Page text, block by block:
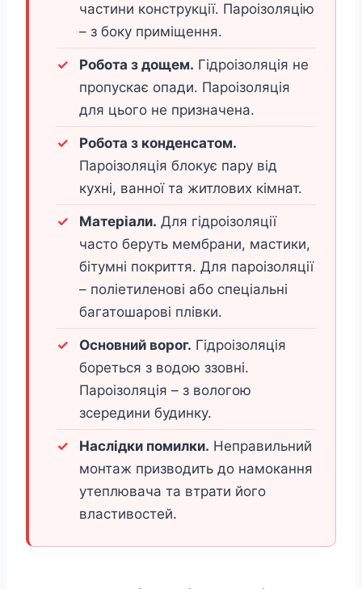
частини конструкції. Пароізоляцію
– з боку приміщення.
Робота з дощем. Гідроізоляція не
пропускає опади. Пароізоляція
для цього не призначена.
Робота з конденсатом.
Пароізоляція блокує пару від
кухні, ванної та житлових кімнат.
Матеріали. Для гідроізоляції
часто беруть мембрани, мастики,
бітумні покриття. Для пароізоляції
– поліетиленові або спеціальні
багатошарові плівки.
Основний ворог. Гідроізоляція
бореться з водою ззовні.
Пароізоляція – з вологою
зсередини будинку.
Наслідки помилки. Неправильний
монтаж призводить до намокання
утеплювача та втрати його
властивостей.